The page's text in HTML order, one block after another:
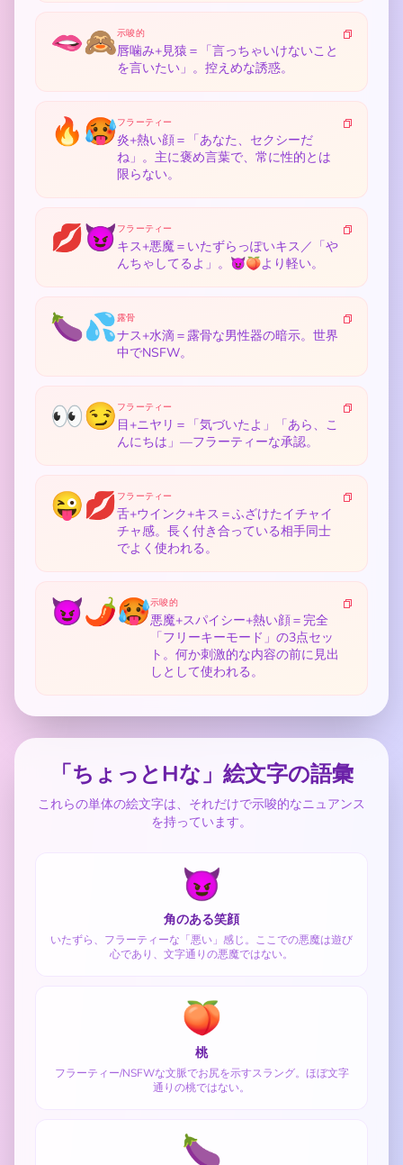
🫦🙈示唆的
唇噛み+見猿＝「言っちゃいけないこと
を言いたい」。控えめな誘惑。
🔥🥵フラーティー
炎+熱い顔＝「あなた、セクシーだ
ね」。主に褒め言葉で、常に性的とは
限らない。
💋😈 フラーティー
キス+悪魔＝いたずらっぽいキス／「や
んちゃしてるよ」。😈🍑より軽い。
🍆💦露骨
ナス+水滴＝露骨な男性器の暗示。世界
中でNSFW。
👀😏 フラーティー
目+ニヤリ＝「気づいたよ」「あら、こ
んにちは」—フラーティーな承認。
😜💋 フラーティー
舌+ウインク+キス＝ふざけたイチャイ
チャ感。長く付き合っている相手同士
でよく使われる。
😈🌶️🥵示唆的
悪魔+スパイシー+熱い顔＝完全
「フリーキーモード」の3点セッ
ト。何か刺激的な内容の前に見出
しとして使われる。
「ちょっとHな」絵文字の語彙
これらの単体の絵文字は、それだけで示唆的なニュアンス
を持っています。
😈
角のある笑顔
いたずら、フラーティーな「悪い」感じ。ここでの悪魔は遊び
心であり、文字通りの悪魔ではない。
🍑
桃
フラーティー/NSFWな文脈でお尻を示すスラング。ほぼ文字
通りの桃ではない。
🍆